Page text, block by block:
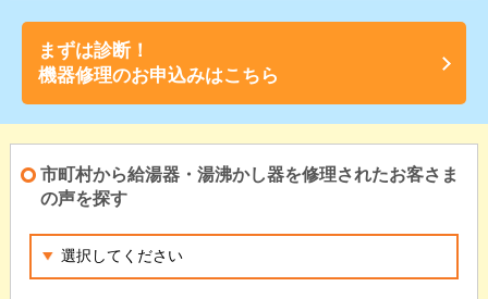
まずは診断！
機器修理のお申込みはこちら
市町村から給湯器・湯沸かし器を修理されたお客さま
の声を探す